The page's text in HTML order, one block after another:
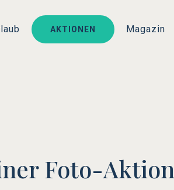
AKTIONEN Magazin
Foto-Aktion